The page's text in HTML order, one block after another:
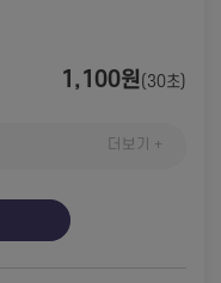
1,100원(30초)
더보기 +